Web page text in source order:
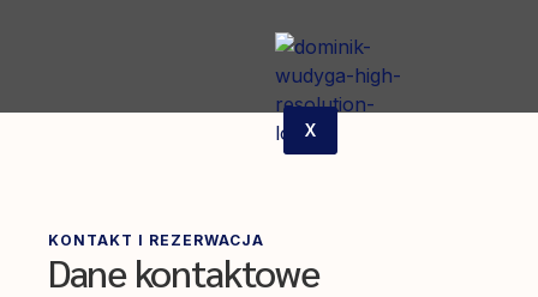
X
KONTAKT I REZERWACJA​
Dane kontaktowe​